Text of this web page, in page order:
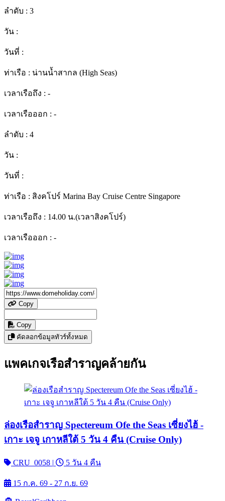
ลำดับ : 3
วัน :
วันที่ :
ท่าเรือ : น่านน้ำสากล (High Seas)
เวลาเรือถึง : -
เวลาเรือออก : -
ลำดับ : 4
วัน :
วันที่ :
ท่าเรือ : สิงคโปร์ Marina Bay Cruise Centre Singapore
เวลาเรือถึง : 14.00 น.(เวลาสิงคโปร์)
เวลาเรือออก : -
Copy
Copy
คัดลอกข้อมูลทัวร์ทั้งหมด
แพคเกจเรือสำราญคล้ายกัน
ล่องเรือสำราญ Spectereum Ofe the Seas เซี่ยงไฮ้ -
เกาะ เจจู เกาหลีใต้ 5 วัน 4 คืน (Cruise Only)
CRU_0058 | 5 วัน 4 คืน
15 ก.ค. 69 - 27 ก.ย. 69